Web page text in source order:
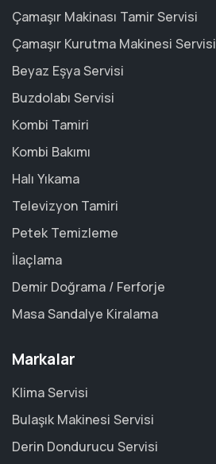
Çamaşır Makinası Tamir Servisi
Çamaşır Kurutma Makinesi Servisi
Beyaz Eşya Servisi
Buzdolabı Servisi
Kombi Tamiri
Kombi Bakımı
Halı Yıkama
Televizyon Tamiri
Petek Temizleme
İlaçlama
Demir Doğrama / Ferforje
Masa Sandalye Kiralama
Markalar
Klima Servisi
Bulaşık Makinesi Servisi
Derin Dondurucu Servisi